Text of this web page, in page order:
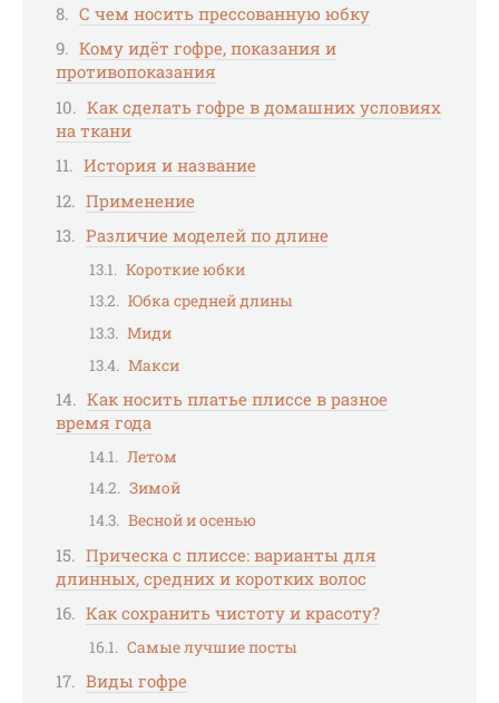
С чем носить прессованную юбку
Кому идёт гофре, показания и
противопоказания
Как сделать гофре в домашних условиях
на ткани
История и название
Применение
Различие моделей по длине
Короткие юбки
Юбка средней длины
Миди
Макси
Как носить платье плиссе в разное
время года
Летом
Зимой
Весной и осенью
Прическа с плиссе: варианты для
длинных, средних и коротких волос
Как сохранить чистоту и красоту?
Самые лучшие посты
Виды гофре